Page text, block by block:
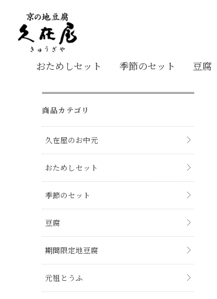
おためしセット 季節のセット 豆腐
商品カテゴリ
久在屋のお中元
おためしセット
季節のセット
豆腐
期間限定地豆腐
元祖とうふ